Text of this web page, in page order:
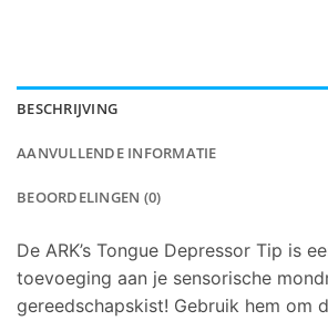
BESCHRIJVING
AANVULLENDE INFORMATIE
BEOORDELINGEN (0)
De ARK’s Tongue Depressor Tip is
toevoeging aan je sensorische
gereedschapskist! Gebruik hem om